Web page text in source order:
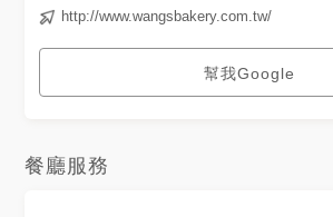
http://www.wangsbakery.com.tw/
幫我Google
餐廳服務